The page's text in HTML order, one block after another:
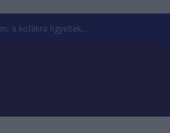
a kofákra figyeltek...